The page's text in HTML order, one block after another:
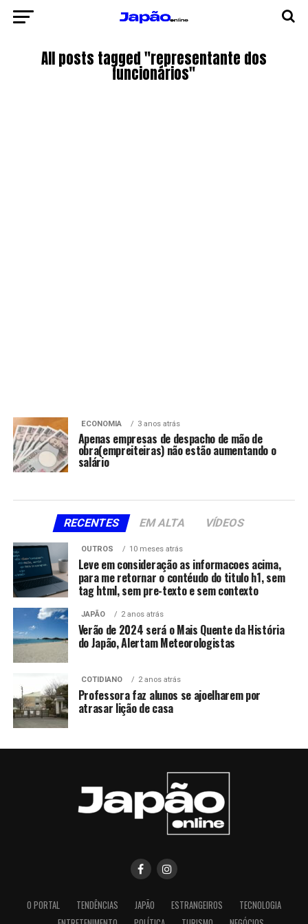
All posts tagged "representante dos
funcionários"
ECONOMIA 3 anos atrás
Apenas empresas de despacho de mão de
obra(empreiteiras) não estão aumentando o
salário
RECENTES EM ALTA VÍDEOS
OUTROS 10 meses atrás
Leve em consideração as informacoes acima,
para me retornar o contéudo do titulo h1, sem
tag html, sem pre-texto e sem contexto
JAPÃO 2 anos atrás
Verão de 2024 será o Mais Quente da História
do Japão, Alertam Meteorologistas
COTIDIANO 2 anos atrás
Professora faz alunos se ajoelharem por
atrasar lição de casa
O PORTAL TENDÊNCIAS JAPÃO ESTRANGEIROS
TECNOLOGIA